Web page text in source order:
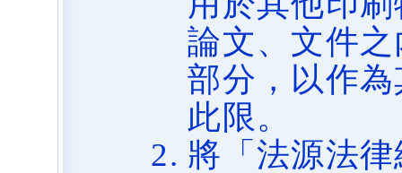
論文、文件
部分，以作
此限。
將「法源法